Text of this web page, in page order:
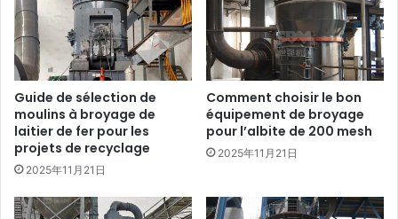
Guide de sélection de
moulins à broyage de
laitier de fer pour les
projets de recyclage
2025年11月21日
Comment choisir le bon
équipement de broyage
pour l’albite de 200 mesh
2025年11月21日